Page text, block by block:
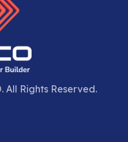
All Rights Reserved.